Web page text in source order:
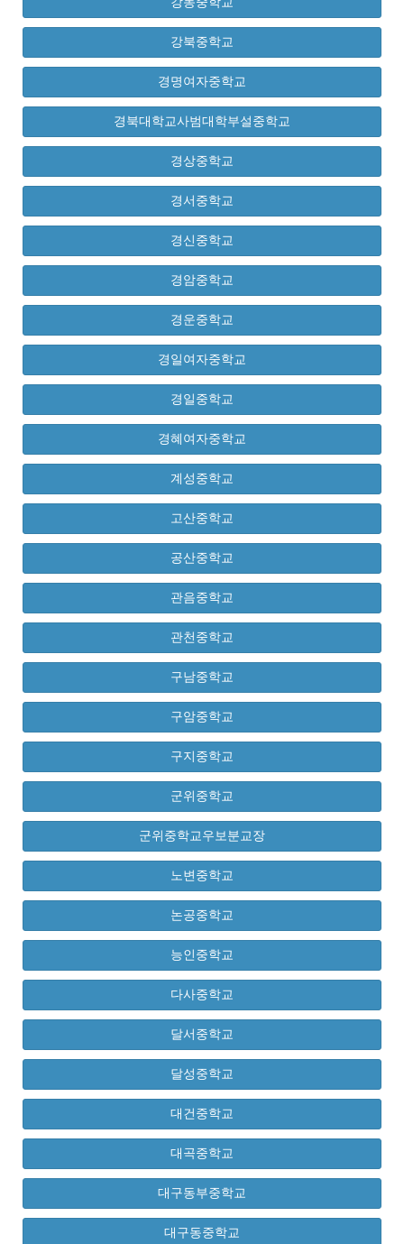
강북중학교
경명여자중학교
경북대학교사범대학부설중학교
경상중학교
경서중학교
경신중학교
경암중학교
경운중학교
경일여자중학교
경일중학교
경혜여자중학교
계성중학교
고산중학교
공산중학교
관음중학교
관천중학교
구남중학교
구암중학교
구지중학교
군위중학교
군위중학교우보분교장
노변중학교
논공중학교
능인중학교
다사중학교
달서중학교
달성중학교
대건중학교
대곡중학교
대구동부중학교
대구동중학교